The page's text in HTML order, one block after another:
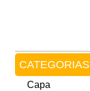
CATEGORIAS
Capa